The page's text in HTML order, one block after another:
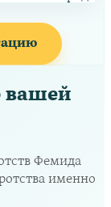
вашей
Фемида
именно